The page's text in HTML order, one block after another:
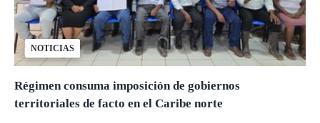
NOTICIAS
Régimen consuma imposición de gobiernos
territoriales de facto en el Caribe norte